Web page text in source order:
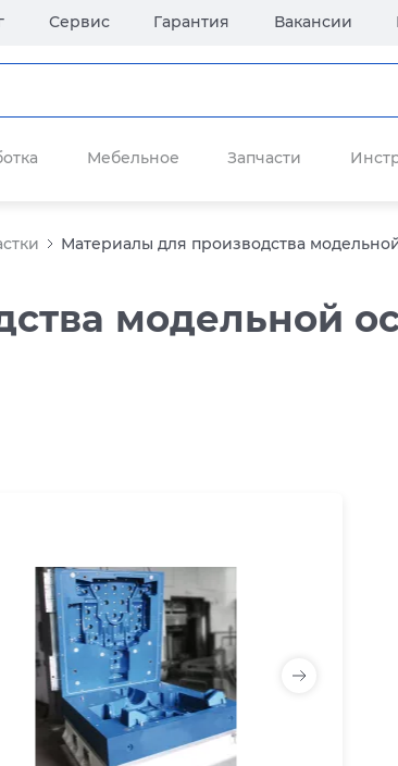
Сервис Гарантия Вакансии
Мебельное Запчасти
Материалы для производства
модельной